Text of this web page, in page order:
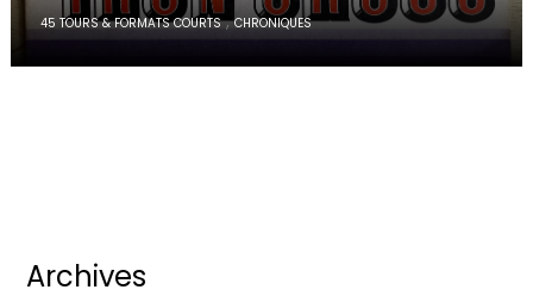
45 TOURS & FORMATS COURTS,CHRONIQUES
Archives